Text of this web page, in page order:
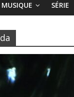
MUSIQUE SÉRIE